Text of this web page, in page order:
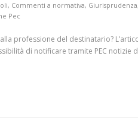
, Commenti a normativa, Giurisprudenza,
Pec
professione del destinatario?
di notificare tramite PEC